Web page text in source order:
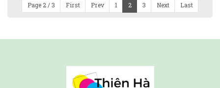
Page 2 / 3 First Prev 1 2 3 Next Last